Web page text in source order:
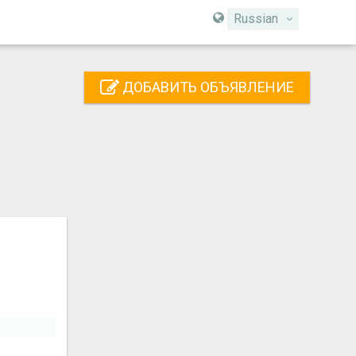
Russian
ДОБАВИТЬ ОБЪЯВЛЕНИЕ